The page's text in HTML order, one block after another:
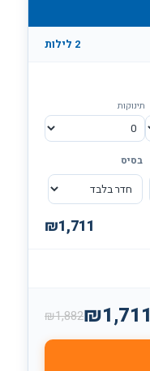
2 לילות
תינוקות
בסיס
₪1,711
₪1,711
₪1,882